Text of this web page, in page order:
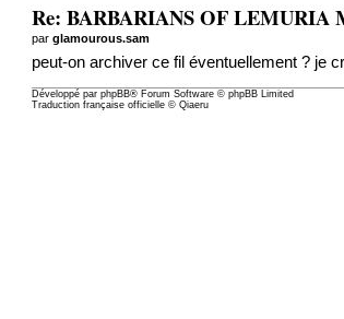
Re: BARBARIANS OF LEMURIA
parglamourous.sam
peut-on archiver ce fil éventuellement ? je
Développé parphpBB® Forum Software © phpBB Limited
Traduction française officielle ©Qiaeru